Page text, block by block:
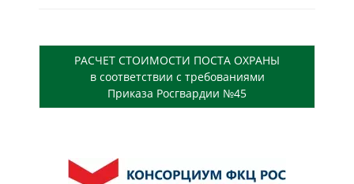
РАСЧЕТ СТОИМОСТИ ПОСТА ОХРАНЫ
в соответствии с требованиями
Приказа Росгвардии №45